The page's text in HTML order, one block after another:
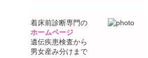
着床前診断専門の
ホームページ
遺伝疾患検査から
男女産み分けまで